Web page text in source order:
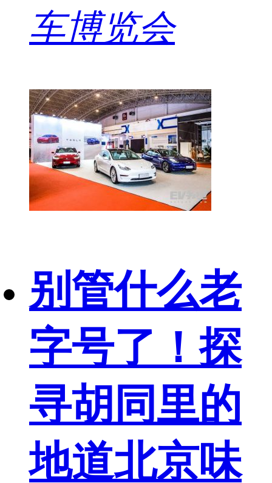
车博览会
别管什么老
字号了！探
寻胡同里的
地道北京味